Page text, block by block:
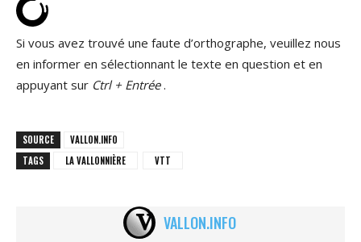
Si vous avez trouvé une faute d’orthographe, veuillez nous
en informer en sélectionnant le texte en question et en
appuyant sur Ctrl + Entrée.
SOURCE
VALLON.INFO
TAGS
LA VALLONNIÈRE VTT
VALLON.INFO